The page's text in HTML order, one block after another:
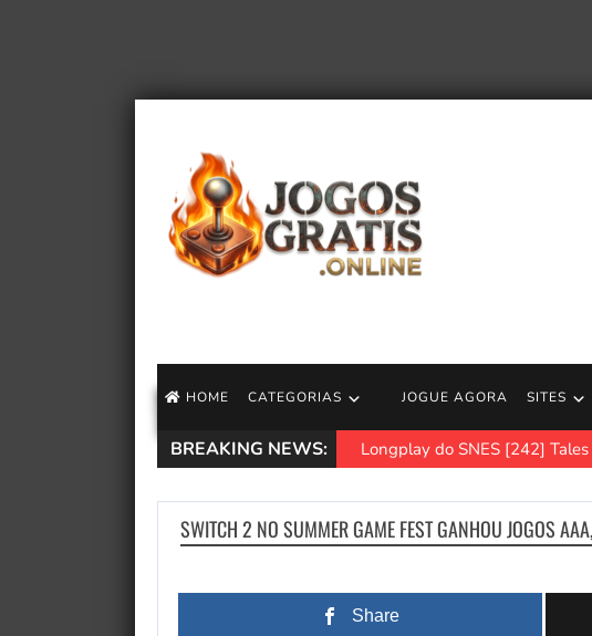
HOME CATEGORIAS JOGUE AGORA SITES
BREAKING NEWS: Longplay do SNES [242]
SWITCH 2 NO SUMMER GAME FEST GANHOU JOGOS
Share